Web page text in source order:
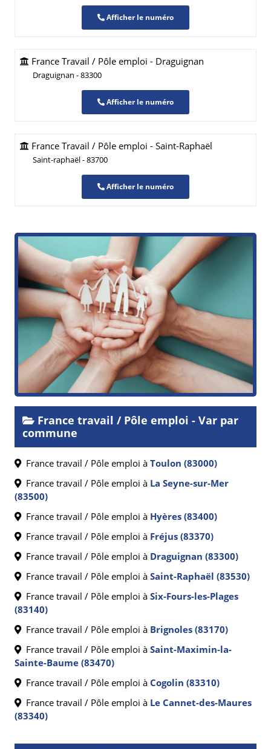
Afficher le numéro
France Travail / Pôle emploi - Draguignan
Draguignan - 83300
Afficher le numéro
France Travail / Pôle emploi - Saint-Raphaël
Saint-raphaël - 83700
Afficher le numéro
France travail / Pôle emploi - Var par
commune
France travail / Pôle emploi à Toulon (83000)
France travail / Pôle emploi à La Seyne-sur-Mer
(83500)
France travail / Pôle emploi à Hyères (83400)
France travail / Pôle emploi à Fréjus (83370)
France travail / Pôle emploi à Draguignan (83300)
France travail / Pôle emploi à Saint-Raphaël (83530)
France travail / Pôle emploi à Six-Fours-les-Plages
(83140)
France travail / Pôle emploi à Brignoles (83170)
France travail / Pôle emploi à Saint-Maximin-la-
Sainte-Baume (83470)
France travail / Pôle emploi à Cogolin (83310)
France travail / Pôle emploi à Le Cannet-des-Maures
(83340)